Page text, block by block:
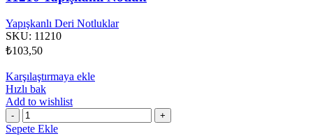
Yapışkanlı Deri Notluklar
SKU: 11210
₺103,50
Karşılaştırmaya ekle
Hızlı bak
Add to wishlist
11215
Yapışkanlı
Sepete Ekle